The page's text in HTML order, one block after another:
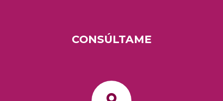
CONSÚLTAME